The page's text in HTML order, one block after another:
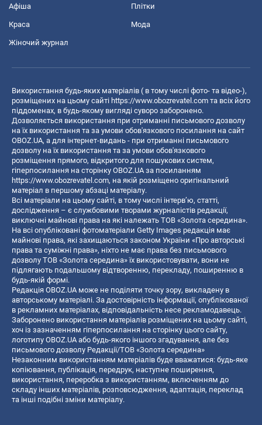
Афіша Плітки
Краса Мода
Жіночий журнал
Використання будь-яких матеріалів ( в тому числі фото- та відео-),
розміщених на цьому сайті https://www.obozrevatel.com та всіх його
піддоменах, в будь-якому вигляді суворо заборонено.
Дозволяється використання при отриманні письмового дозволу
на їх використання та за умови обов'язкового посилання на сайт
OBOZ.UA, а для інтернет-видань - при отриманні письмового
дозволу на їх використання та за умови обов'язкового
розміщення прямого, відкритого для пошукових систем,
гіперпосилання на сторінку OBOZ.UA за посиланням
https://www.obozrevatel.com, на якій розміщено оригінальний
матеріал в першому абзаці матеріалу.
Всі матеріали на цьому сайті, в тому числі інтерв’ю, статті,
дослідження – є службовими творами журналістів редакції,
виключні майнові права на які належать ТОВ «Золота середина».
На всі опубліковані фотоматеріали Getty Images редакція має
майнові права, які захищаються законом України «Про авторські
права та суміжні права», ніхто не має права без письмового
дозволу ТОВ «Золота середина» їх використовувати, вони не
підлягають подальшому відтворенню, перекладу, поширенню в
будь-якій формі.
Редакція OBOZ.UA може не поділяти точку зору, викладену в
авторському матеріалі. За достовірність інформації, опублікованої
в рекламних матеріалах, відповідальність несе рекламодавець.
Заборонено використання матеріалів розміщених на цьому сайті,
хоч із зазначенням гіперпосилання на сторінку цього сайту,
логотипу OBOZ.UA або будь-якого іншого згадування, але без
письмового дозволу Редакції/ТОВ «Золота середина»
Незаконним використанням матеріалів буде вважатися: будь-яке
копiювання, публiкацiя, передрук, наступне поширення,
використання, переробка з використанням, включенням до
складу інших матеріалів, розповсюдження, адаптація, переклад
та інші подібні зміни матеріалу.